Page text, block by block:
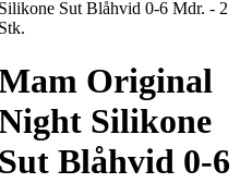
Silikone Sut Blåhvid 0-6 Mdr. - 2
Stk.
Original
Silikone
Sut Blåhvid 0-6